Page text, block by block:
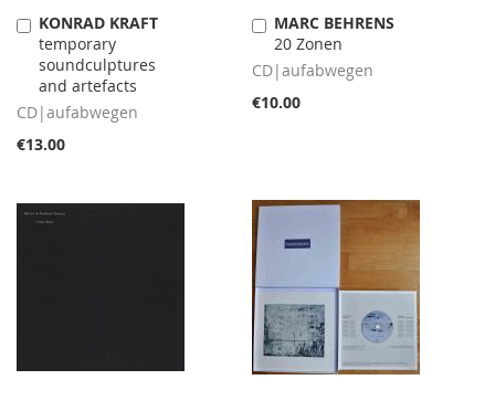
KONRAD KRAFT
temporary
soundculptures
and artefacts
CD|aufabwegen
€13.00
Add
to
Cart
MARC BEHRENS
20 Zonen
CD|aufabwegen
€10.00
Add
to
Cart